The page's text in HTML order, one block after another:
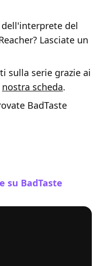
del
Lasciate un
sulla serie grazie ai
nostra scheda.
BadTaste
su BadTaste